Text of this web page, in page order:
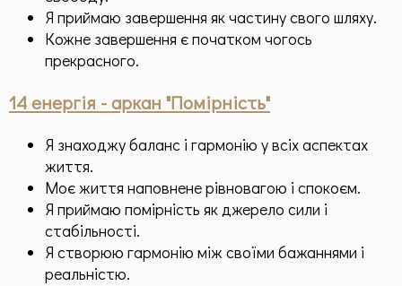
Я приймаю завершення як частину свого шляху.
Кожне завершення є початком чогось
прекрасного.
14 енергія - аркан "Помірність"
Я знаходжу баланс і гармонію у всіх аспектах
життя.
Моє життя наповнене рівновагою і спокоєм.
Я приймаю помірність як джерело сили і
стабільності.
Я створюю гармонію між своїми бажаннями і
реальністю.